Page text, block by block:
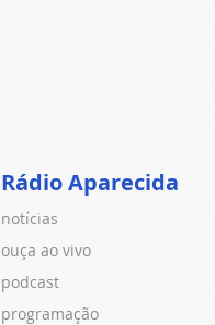
Rádio Aparecida
notícias
ouça ao vivo
podcast
programação